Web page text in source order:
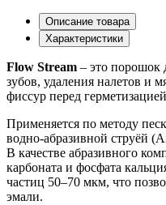
Описание товара
Характеристики
Flow Stream – это порошок
зубов, удаления налетов и
фиссур перед
Применяется по методу
водно-абразивной струёй
В качестве абразивного
карбоната и фосфата
частиц 50–70 мкм, что
эмали.